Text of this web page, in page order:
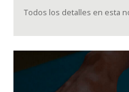
Todos los detalles en esta